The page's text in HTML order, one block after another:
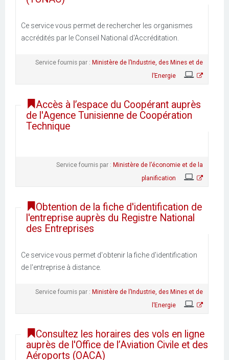
Ce service vous permet de rechercher les organismes
accrédités par le Conseil National d'Accréditation.
Service fournis par : Ministère de l’Industrie, des Mines et de
l’Energie
Accès à l’espace du Coopérant auprès
de l'Agence Tunisienne de Coopération
Technique
Service fournis par : Ministère de l’économie et de la
planification
Obtention de la fiche d'identification de
l'entreprise auprès du Registre National
des Entreprises
Ce service vous permet d'obtenir la fiche d'identification
de l'entreprise à distance.
Service fournis par : Ministère de l’Industrie, des Mines et de
l’Energie
Consultez les horaires des vols en ligne
auprès de l'Office de l’Aviation Civile et des
Aéroports (OACA)